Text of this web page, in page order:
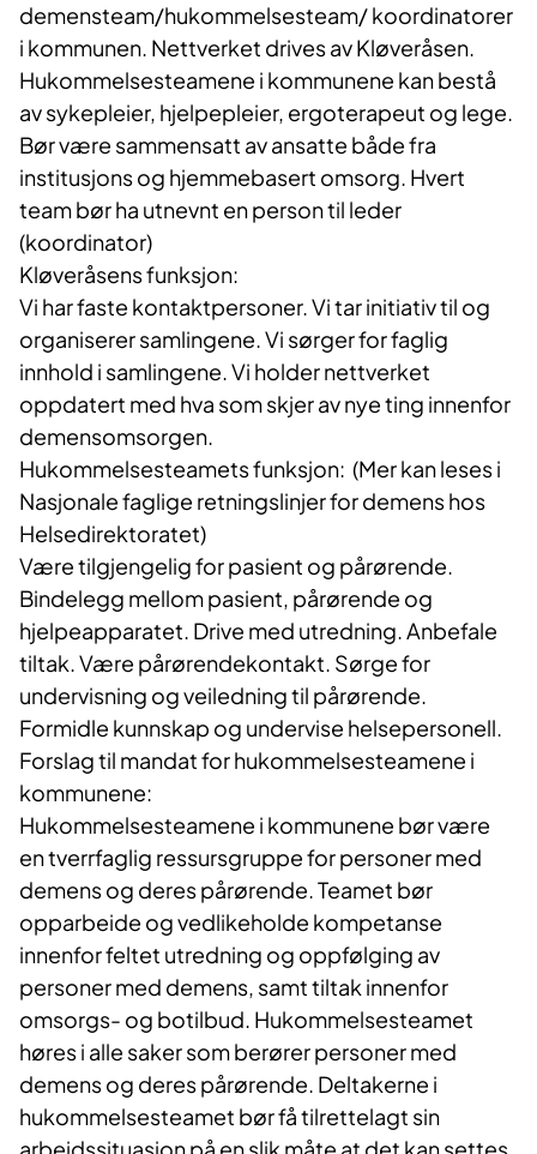
demensteam/hukommelsesteam/ koordinatorer
i kommunen. Nettverket drives av Kløveråsen.
Hukommelsesteamene i kommunene kan bestå
av sykepleier, hjelpepleier, ergoterapeut og lege.
Bør være sammensatt av ansatte både fra
institusjons og hjemmebasert omsorg. Hvert
team bør ha utnevnt en person til leder
(koordinator)
Kløveråsens funksjon:
Vi har faste kontaktpersoner. Vi tar initiativ til og
organiserer samlingene. Vi sørger for faglig
innhold i samlingene. Vi holder nettverket
oppdatert med hva som skjer av nye ting innenfor
demensomsorgen.
Hukommelsesteamets funksjon: (Mer kan leses i
Nasjonale faglige retningslinjer for demens hos
Helsedirektoratet)
Være tilgjengelig for pasient og pårørende.
Bindelegg mellom pasient, pårørende og
hjelpeapparatet. Drive med utredning. Anbefale
tiltak. Være pårørendekontakt. Sørge for
undervisning og veiledning til pårørende.
Formidle kunnskap og undervise helsepersonell.
Forslag til mandat for hukommelsesteamene i
kommunene:
Hukommelsesteamene i kommunene bør være
en tverrfaglig ressursgruppe for personer med
demens og deres pårørende. Teamet bør
opparbeide og vedlikeholde kompetanse
innenfor feltet utredning og oppfølging av
personer med demens, samt tiltak innenfor
omsorgs- og botilbud. Hukommelsesteamet
høres i alle saker som berører personer med
demens og deres pårørende. Deltakerne i
hukommelsesteamet bør få tilrettelagt sin